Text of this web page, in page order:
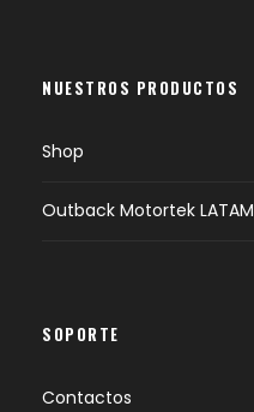
NUESTROS PRODUCTOS
Shop
Outback Motortek LATAM
SOPORTE
Contactos